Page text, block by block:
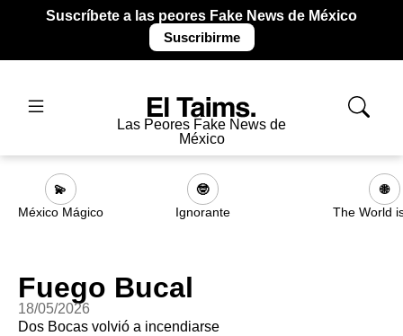
Suscríbete a las peores Fake News de México
Suscribirme
Las Peores Fake News de
México
💫
México Mágico
🤓
Ignorante
🌐
The World
Fuego Bucal
18/05/2026
Dos Bocas volvió a incendiarse